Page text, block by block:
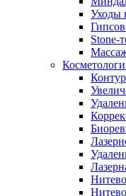
Уходы
Stone-